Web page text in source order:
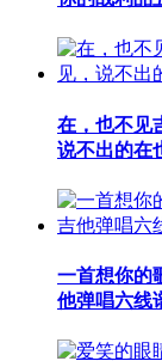
在，也不见
说不出的在
一首想你的
他弹唱六线